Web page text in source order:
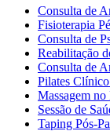
Consulta de
Fisioterapia
Consulta de
Reabilitação
Consulta de
Pilates
Massagem no
Sessão de
Taping Pós-